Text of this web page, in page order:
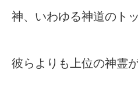
神、いわゆる神道のト
彼らよりも上位の神霊